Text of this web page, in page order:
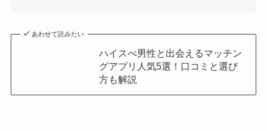
あわせて読みたい
ハイスぺ男性と出会えるマッチン
グアプリ人気5選！口コミと選び
方も解説